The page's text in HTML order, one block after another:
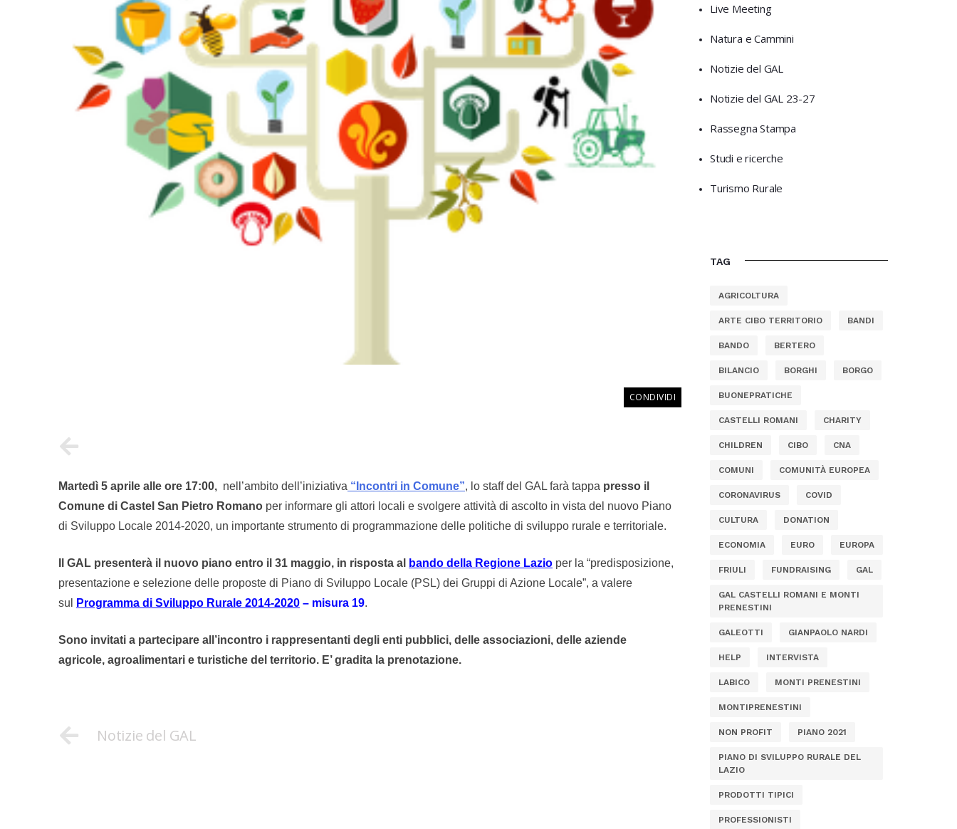
CONDIVIDI
Martedì 5 aprile alle ore 17:00, nell’ambito dell’iniziativa “Incontri in Comune”, lo staff del GAL farà tappa presso il
Comune di Castel San Pietro Romano per informare gli attori locali e svolgere attività di ascolto in vista del nuovo Piano
di Sviluppo Locale 2014-2020, un importante strumento di programmazione delle politiche di sviluppo rurale e territoriale.
Il GAL presenterà il nuovo piano entro il 31 maggio, in risposta al bando della Regione Lazio per la “predisposizione,
presentazione e selezione delle proposte di Piano di Sviluppo Locale (PSL) dei Gruppi di Azione Locale”, a valere
sul
Programma di Sviluppo Rurale 2014-2020 – misura 19.
Sono invitati a partecipare all’incontro i rappresentanti degli enti pubblici, delle associazioni, delle aziende
agricole, agroalimentari e turistiche del territorio. E’ gradita la prenotazione.
Notizie del GAL
Live Meeting
Natura e Cammini
Notizie del GAL
Notizie del GAL 23-27
Rassegna Stampa
Studi e ricerche
Turismo Rurale
TAG
AGRICOLTURA
ARTE CIBO TERRITORIO BANDI
BANDO BERTERO
BILANCIO BORGHI BORGO
BUONEPRATICHE
CASTELLI ROMANI CHARITY
CHILDREN CIBO CNA
COMUNI COMUNITÀ EUROPEA
CORONAVIRUS COVID
CULTURA DONATION
ECONOMIA EURO EUROPA
FRIULI FUNDRAISING GAL
GAL CASTELLI ROMANI E MONTI
PRENESTINI
GALEOTTI GIANPAOLO NARDI
HELP INTERVISTA
LABICO MONTI PRENESTINI
MONTIPRENESTINI
NON PROFIT PIANO 2021
PIANO DI SVILUPPO RURALE DEL
LAZIO
PRODOTTI TIPICI
PROFESSIONISTI